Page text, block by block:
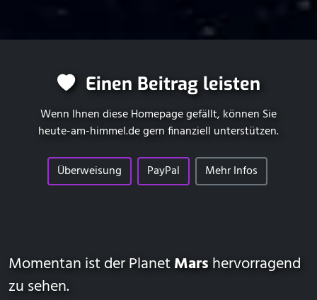
Einen Beitrag leisten
Wenn Ihnen diese Homepage gefällt, können Sie
heute-am-himmel.degern finanziell unterstützen.
Überweisung PayPal Mehr Infos
Momentan ist der PlanetMars hervorragend
zu sehen.